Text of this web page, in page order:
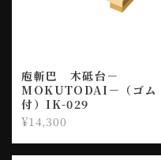
庖斬巴 木砥台－
MOKUTODAI－（ゴム
付）IK-029
¥14,300